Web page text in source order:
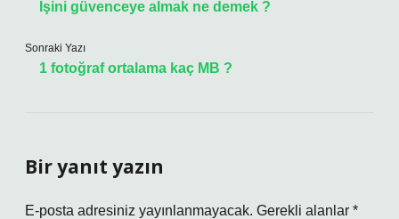
İşini güvenceye almak ne demek ?
Sonraki Yazı
1 fotoğraf ortalama kaç MB ?
Bir yanıt yazın
E-posta adresiniz yayınlanmayacak. Gerekli alanlar *